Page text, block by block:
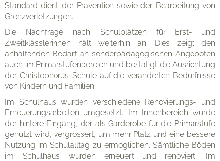
Standard dient der Prävention sowie der Bearbeitung von
Grenzverletzungen.
Die Nachfrage nach Schulplätzen für Erst- und
Zweitklässlerinnen hält weiterhin an. Dies zeigt den
anhaltenden Bedarf an sonderpädagogischen Angeboten
auch im Primarstufenbereich und bestätigt die Ausrichtung
der Christophorus-Schule auf die veränderten Bedürfnisse
von Kindern und Familien.
Im Schulhaus wurden verschiedene Renovierungs- und
Erneuerungsarbeiten umgesetzt. Im Innenbereich wurde
der hintere Eingang, der als Garderobe für die Primarstufe
genutzt wird, vergrössert, um mehr Platz und eine bessere
Nutzung im Schulalltag zu ermöglichen. Sämtliche Böden
im Schulhaus wurden erneuert und renoviert. Im